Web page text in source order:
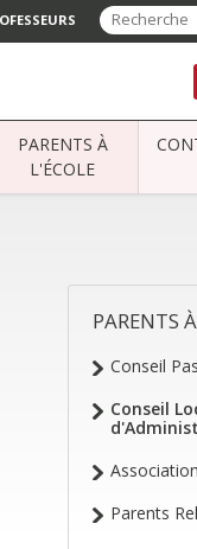
PARENTS À
L'ÉCOLE
PARENTS
Conseil
Conseil
Parents